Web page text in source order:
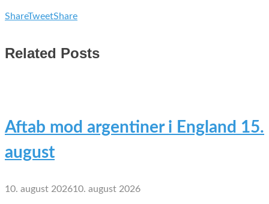
ShareTweetShare
Related Posts
Aftab mod argentiner i England 15.
august
10. august 202610. august 2026